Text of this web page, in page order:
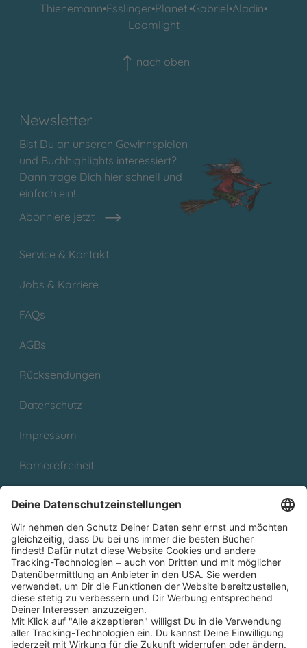
Thienemann•Esslinger•Planet!•Gabriel•Aladin•
Loomlight
nach oben
Newsletter
Bist Du an unseren Gewinnspielen
und Buchhighlights interessiert?
Dann trage Dich hier schnell und
einfach ein!
Abonniere jetzt
Service & Kontakt
Jobs & Karriere
FAQs
AGBs
Rücksendungen
Datenschutz
Impressum
Barrierefreiheit
Partnerprogramm (Affiliate)
Folge uns auf
* Versandkostenfrei ab 9,00 € Bestellwert innerhalb